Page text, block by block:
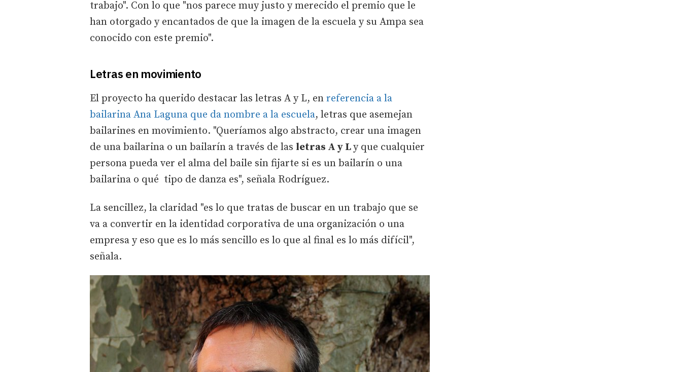
trabajo". Con lo que "nos parece muy justo y merecido el premio que le
han otorgado y encantados de que la imagen de la escuela y su Ampa sea
conocido con este premio".
Letras en movimiento
El proyecto ha querido destacar las letras A y L, en referencia a la
bailarina Ana Laguna que da nombre a la escuela, letras que asemejan
bailarines en movimiento. "Queríamos algo abstracto, crear una imagen
de una bailarina o un bailarín a través de las letras A y Ly que cualquier
persona pueda ver el alma del baile sin fijarte si es un bailarín o una
bailarina o qué tipo de danza es", señala Rodríguez.
La sencillez, la claridad "es lo que tratas de buscar en un trabajo que se
va a convertir en la identidad corporativa de una organización o una
empresa y eso que es lo más sencillo es lo que al final es lo más difícil",
señala.